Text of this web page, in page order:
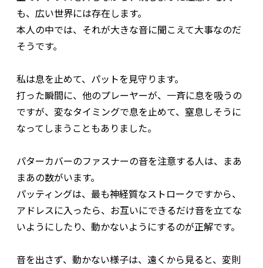
も、広い世界には存在します。
本人の中では、それが大きな音に聞こえて大事なのだ
そうです。
私は息を止めて、パットを見守ります。
打った瞬間に、他のプレーヤーが、一斉に息を吸うの
ですが、変なタイミングで息を止めて、窒息しそうに
なってしまうこともありました。
パターカバーのファスナーの音を注意する人は、まあ
まあの数がいます。
パッティングは、最も神経質なストロークですから、
アドレスに入ったら、お互いにできるだけ音を立てな
いようにしたり、動かないようにするのが正解です。
音を出さず、動かない様子は、遠くから見ると、変則